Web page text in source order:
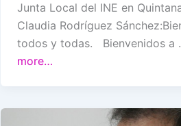
Junta Local del INE en
Claudia Rodríguez
todos y todas. Bienvenidos a
more…